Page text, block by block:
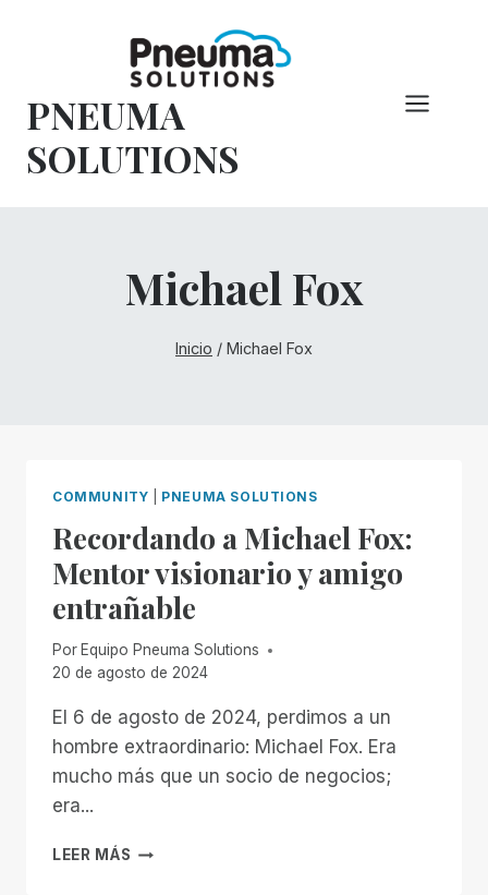
PNEUMA
SOLUTIONS
Michael Fox
Inicio / Michael Fox
COMMUNITY PNEUMA SOLUTIONS
Recordando a Michael Fox:
Mentor visionario y amigo
entrañable
Por Equipo Pneuma Solutions
20 de agosto de 2024
El 6 de agosto de 2024, perdimos a un
hombre extraordinario: Michael Fox. Era
mucho más que un socio de negocios;
era...
LEER MÁS RECORDANDO